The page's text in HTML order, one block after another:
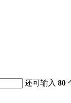
还可输入80